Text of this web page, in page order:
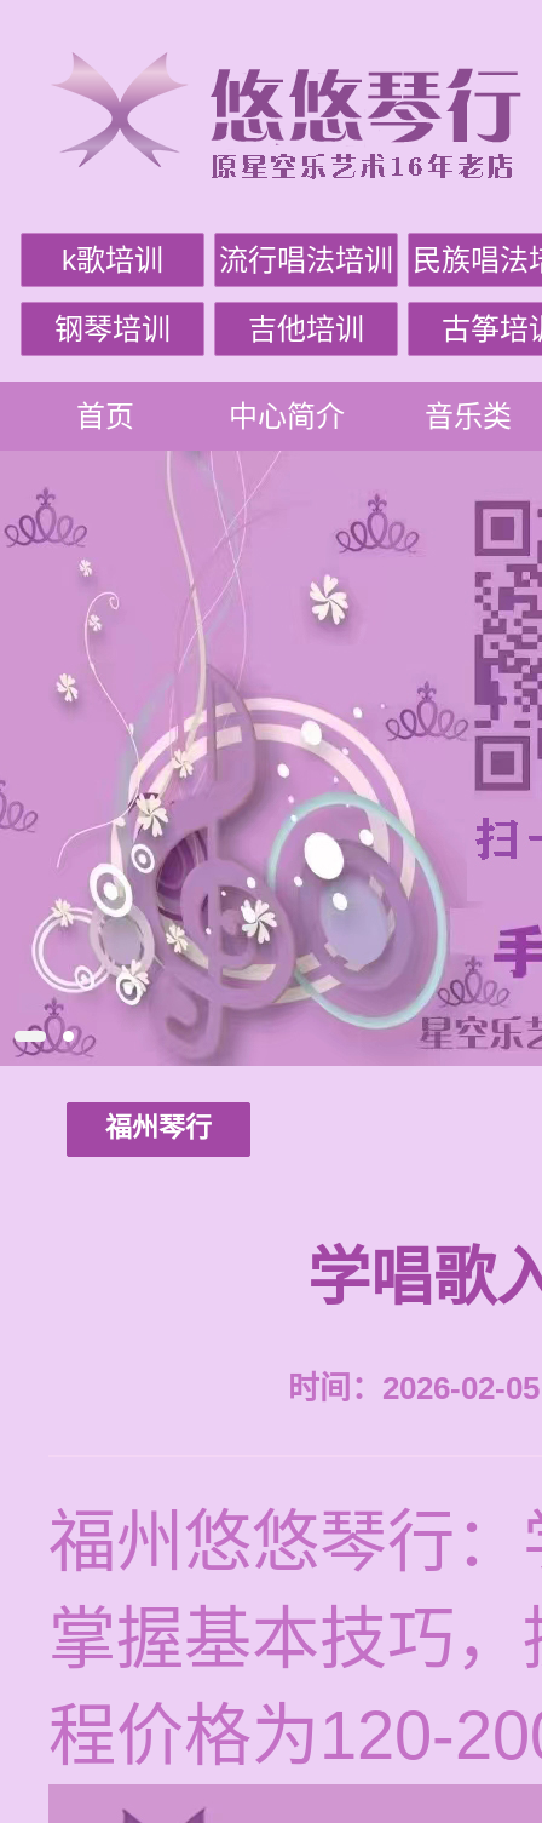
k歌培训 流行唱法培训 民族唱法
钢琴培训 吉他培训 古筝培
首页 中心简介 音乐类
福州琴行
学唱歌
时间：2026-02-
福州悠悠琴行
掌握基本技巧
程价格为120-